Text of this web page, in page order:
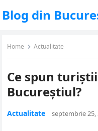
Blog din
Home Actualitate
Ce spun
Bucureștiul?
Actualitate septembrie 25,